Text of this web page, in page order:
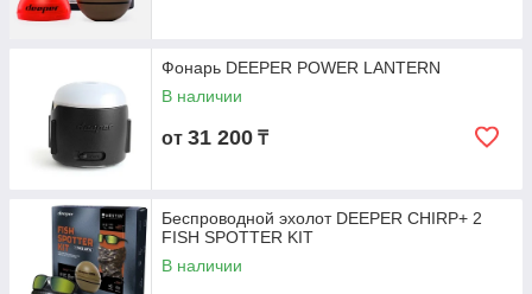
Фонарь DEEPER POWER LANTERN
В наличии
от 31 200 ₸
Беспроводной эхолот DEEPER CHIRP+ 2
FISH SPOTTER KIT
В наличии